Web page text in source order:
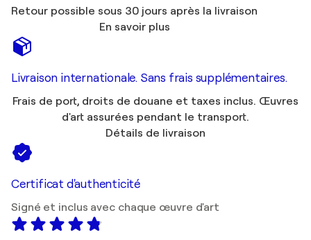
Retour possible sous 30 jours après la livraison
En savoir plus
Livraison internationale. Sans frais supplémentaires.
Frais de port, droits de douane et taxes inclus. Œuvres
d'art assurées pendant le transport.
Détails de livraison
Certificat d'authenticité
Signé et inclus avec chaque œuvre d'art